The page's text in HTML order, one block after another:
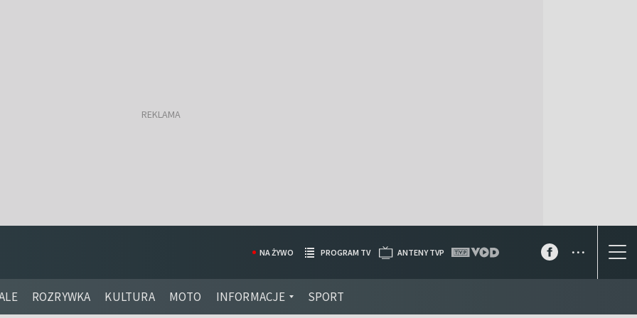
ROZRYWKA KULTURA MOTO INFORMACJE SPORT
NA ŻYWO PROGRAM TV ANTENY TVP ...